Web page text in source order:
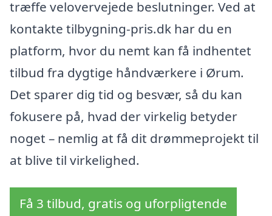
træffe velovervejede beslutninger. Ved at
kontakte tilbygning-pris.dk har du en
platform, hvor du nemt kan få indhentet
tilbud fra dygtige håndværkere i Ørum.
Det sparer dig tid og besvær, så du kan
fokusere på, hvad der virkelig betyder
noget – nemlig at få dit drømmeprojekt til
at blive til virkelighed.
Få 3 tilbud, gratis og uforpligtende